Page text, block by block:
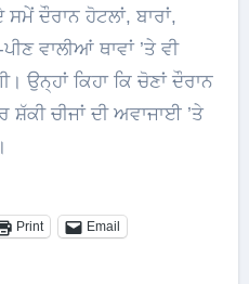
ਦੌਰਾਨ ਹੋਟਲਾਂ, ਬਾਰਾਂ,
ਵਾਲੀਆਂ ਥਾਵਾਂ ’ਤੇ ਵੀ
ਉਨ੍ਹਾਂ ਕਿਹਾ ਕਿ ਚੋਣਾਂ ਦੌਰਾਨ
ਚੀਜਾਂ ਦੀ ਅਵਾਜਾਈ ’ਤੇ
Print Email